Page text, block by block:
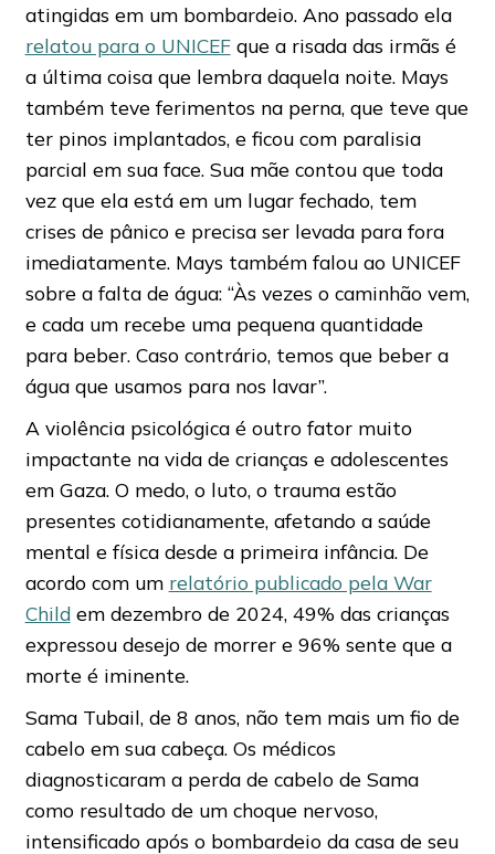
atingidas em um bombardeio. Ano passado ela
relatou para o UNICEFque a risada das irmãs é
a última coisa que lembra daquela noite. Mays
também teve ferimentos na perna, que teve que
ter pinos implantados, e ficou com paralisia
parcial em sua face. Sua mãe contou que toda
vez que ela está em um lugar fechado, tem
crises de pânico e precisa ser levada para fora
imediatamente. Mays também falou ao UNICEF
sobre a falta de água: “Às vezes o caminhão vem,
e cada um recebe uma pequena quantidade
para beber. Caso contrário, temos que beber a
água que usamos para nos lavar”.
A violência psicológica é outro fator muito
impactante na vida de crianças e adolescentes
em Gaza. O medo, o luto, o trauma estão
presentes cotidianamente, afetando a saúde
mental e física desde a primeira infância. De
acordo com um relatório publicado pela War
Childem dezembro de 2024, 49% das crianças
expressou desejo de morrer e 96% sente que a
morte é iminente.
Sama Tubail, de 8 anos, não tem mais um fio de
cabelo em sua cabeça. Os médicos
diagnosticaram a perda de cabelo de Sama
como resultado de um choque nervoso,
intensificado após o bombardeio da casa de seu